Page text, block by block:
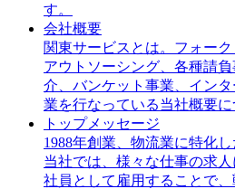
す。
会社概要
関東サービスとは。フォー
アウトソーシング、各種請
介、バンケット事業、イン
業を行なっている当社概要に
トップメッセージ
1988年創業、物流業に特化
当社では、様々な仕事の求
社員として雇用することで